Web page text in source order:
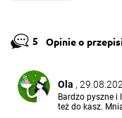
5 Opinie o
Ola ,
Bardzo pyszne i
też do kasz.